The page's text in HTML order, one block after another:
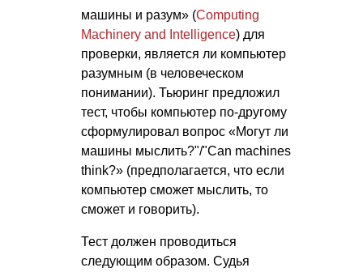
машины и разум» (Computing
Machinery and Intelligence) для
проверки, является ли компьютер
разумным (в человеческом
понимании). Тьюринг предложил
тест, чтобы компьютер по-другому
сформулировал вопрос «Могут ли
машины мыслить?"/"Can machines
think?» (предполагается, что если
компьютер сможет мыслить, то
сможет и говорить).
Тест должен проводиться
следующим образом. Судья